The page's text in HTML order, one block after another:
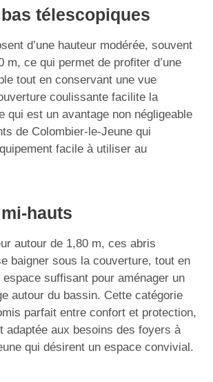
télescopiques
d’une hauteur modérée, souvent
m, ce qui permet de profiter d’une
tout en conservant une vue
coulissante facilite la
qui est un avantage non négligeable
de Colombier-le-Jeune qui
facile à utiliser au
hauts
autour de 1,80 m, ces abris
baigner sous la couverture, tout en
suffisant pour aménager un
autour du bassin. Cette catégorie
parfait entre confort et protection,
adaptée aux besoins des foyers à
qui désirent un espace convivial.